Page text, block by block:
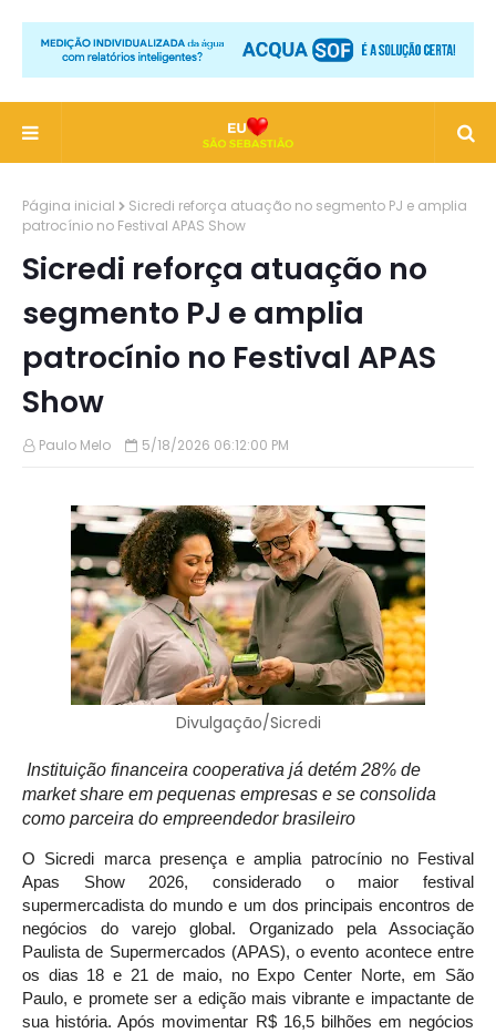
Página inicial
Sicredi reforça atuação no segmento PJ e amplia
patrocínio no Festival APAS Show
Sicredi reforça atuação no
segmento PJ e amplia
patrocínio no Festival APAS
Show
Paulo Melo 5/18/2026 06:12:00 PM
Divulgação/Sicredi
Instituição financeira cooperativa já detém 28% de
market share em pequenas empresas e se consolida
como parceira do empreendedor brasileiro
O Sicredi marca presença e amplia patrocínio no Festival
Apas Show 2026, considerado o maior festival
supermercadista do mundo e um dos principais encontros de
negócios do varejo global. Organizado pela Associação
Paulista de Supermercados (APAS), o evento acontece entre
os dias 18 e 21 de maio, no Expo Center Norte, em São
Paulo, e promete ser a edição mais vibrante e impactante de
sua história. Após movimentar R$ 16,5 bilhões em negócios